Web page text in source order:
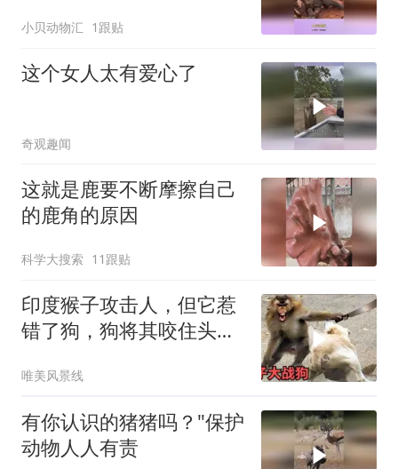
小贝动物汇 1跟贴
这个女人太有爱心了
奇观趣闻
这就是鹿要不断摩擦自己
的鹿角的原因
科学大搜索 11跟贴
印度猴子攻击人，但它惹
错了狗，狗将其咬住头部
唯美风景线
有你认识的猪猪吗？"保护
动物人人有责